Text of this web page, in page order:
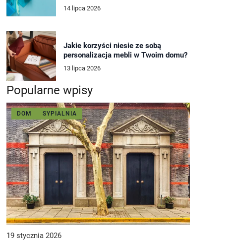
14 lipca 2026
Jakie korzyści niesie ze sobą
personalizacja mebli w Twoim domu?
13 lipca 2026
Popularne wpisy
DOM SYPIALNIA
19 stycznia 2026